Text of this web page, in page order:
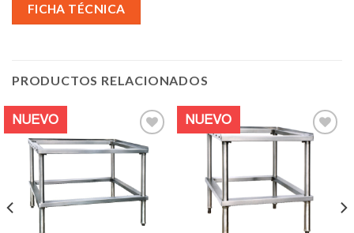
FICHA TÉCNICA
PRODUCTOS RELACIONADOS
NUEVO
lista de
deseos
NUEVO
lista de
deseos